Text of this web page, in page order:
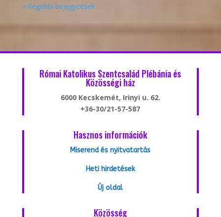
« Régebbi bejegyzések
Római Katolikus Szentcsalád Plébánia és
Közösségi ház
6000 Kecskemét, Irinyi u. 62.
+36-30/21-57-587
Hasznos információk
Miserend és nyitvatartás
Heti hirdetések
Új oldal
Közösség